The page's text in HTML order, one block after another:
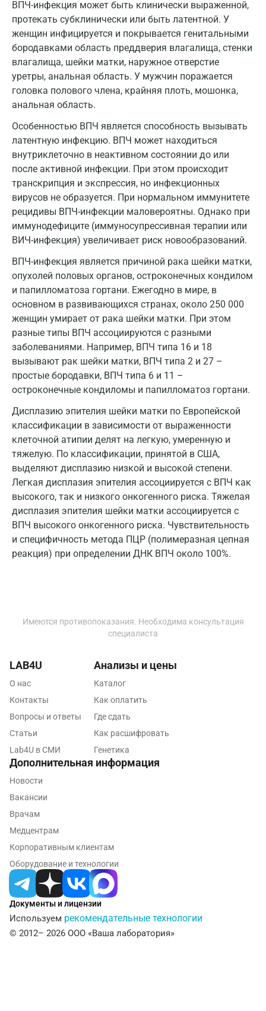
ВПЧ-инфекция может быть клинически выраженной,
протекать субклинически или быть латентной. У
женщин инфицируется и покрывается генитальными
бородавками область преддверия влагалища, стенки
влагалища, шейки матки, наружное отверстие
уретры, анальная область. У мужчин поражается
головка полового члена, крайняя плоть, мошонка,
анальная область.
Особенностью ВПЧ является способность вызывать
латентную инфекцию. ВПЧ может находиться
внутриклеточно в неактивном состоянии до или
после активной инфекции. При этом происходит
транскрипция и экспрессия, но инфекционных
вирусов не образуется. При нормальном иммунитете
рецидивы ВПЧ-инфекции маловероятны. Однако при
иммунодефиците (иммуносупрессивная терапии или
ВИЧ-инфекция) увеличивает риск новообразований.
ВПЧ-инфекция является причиной рака шейки матки,
опухолей половых органов, остроконечных кондилом
и папилломатоза гортани. Ежегодно в мире, в
основном в развивающихся странах, около 250 000
женщин умирает от рака шейки матки. При этом
разные типы ВПЧ ассоциируются с разными
заболеваниями. Например, ВПЧ типа 16 и 18
вызывают рак шейки матки, ВПЧ типа 2 и 27 –
простые бородавки, ВПЧ типа 6 и 11 –
остроконечные кондиломы и папилломатоз гортани.
Дисплазию эпителия шейки матки по Европейской
классификации в зависимости от выраженности
клеточной атипии делят на легкую, умеренную и
тяжелую. По классификации, принятой в США,
выделяют дисплазию низкой и высокой степени.
Легкая дисплазия эпителия ассоциируется с ВПЧ как
высокого, так и низкого онкогенного риска. Тяжелая
дисплазия эпителия шейки матки ассоциируется с
ВПЧ высокого онкогенного риска. Чувствительность
и специфичность метода ПЦР (полимеразная цепная
реакция) при определении ДНК ВПЧ около 100%.
Ковров
Коломна
Королев
Кострома
Котельники
Красногорск
Краснодар
Красноярск
Курск
Лабинск
Липецк
Лобня
Люберцы
Майкоп
Мурино
Мурманск
Мытищи
Набережные Челны
Наро-Фоминск
Нижневартовск
Нижнекамск
Новокузнецк
Новороссийск
Новосибирск
Орел
Павловский посад
Пенза
Пермь
Петрозаводск
Псков
Пушкин
Пушкино
Пятигорск
Раменское
Имеются противопоказания. Необходима консультация
специалиста
Документы и лицензии
Используем рекомендательные технологии
© 2012– 2026 ООО «Ваша лаборатория»
LAB4U
О нас
Контакты
Вопросы и ответы
Статьи
Lab4U в СМИ
Анализы и цены
Каталог
Как оплатить
Где сдать
Как расшифровать
Генетика
Дополнительная информация
Новости
Вакансии
Врачам
Медцентрам
Корпоративным клиентам
Оборудование и технологии